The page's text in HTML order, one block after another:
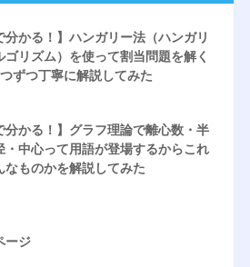
分かる！】ハンガリー法（ハンガリ
ゴリズム）を使って割当問題を解く
ずつ丁寧に解説してみた
分かる！】グラフ理論で離心数・半
・中心って用語が登場するからこれ
なものかを解説してみた
ージ